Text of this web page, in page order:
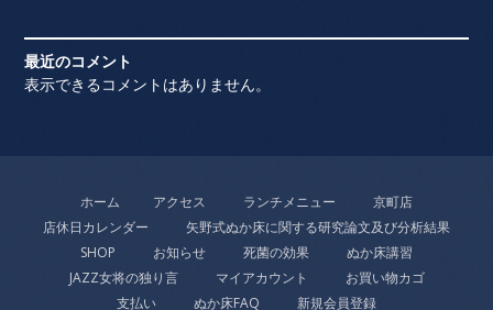
最近のコメント
表示できるコメントはありません。
ホーム アクセス ランチメニュー
京町店
店休日カレンダー
矢野式ぬか床に関する研究論文及び分析結果
SHOP
お知らせ 死菌の効果
ぬか床講習
JAZZ女将の独り言
マイアカウント
お買い物カゴ
支払い
ぬか床FAQ 新規会員登録